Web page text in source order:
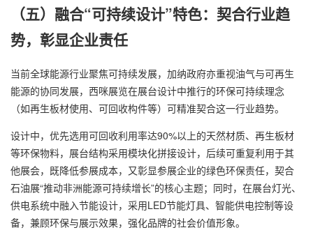
（五）融合“可持续设计”特色：契合行业趋
势，彰显企业责任
当前全球能源行业聚焦可持续发展，加纳政府亦重视油气与可再生
能源的协同发展，西咪展览在展台设计中推行的环保可持续理念
（如再生板材使用、可回收构件等）可精准契合这一行业趋势。
设计中，优先选用可回收利用率达90%以上的天然材质、再生板材
等环保物料，展台结构采用模块化拼接设计，后续可重复利用于其
他展会，既降低参展成本，又彰显参展企业的绿色环保责任，契合
石油展“推动非洲能源可持续增长”的核心主题；同时，在展台灯光、
供电系统中融入节能设计，采用LED节能灯具、智能供电控制等设
备，兼顾环保与展示效果，强化品牌的社会价值形象。